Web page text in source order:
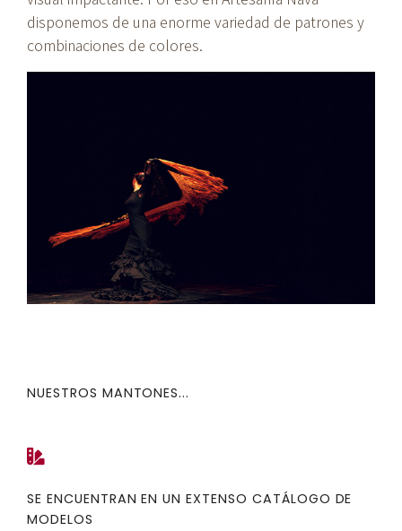
disponemos de una enorme variedad de patrones y
combinaciones de colores.
NUESTROS MANTONES...
SE ENCUENTRAN EN UN EXTENSO CATÁLOGO DE
MODELOS